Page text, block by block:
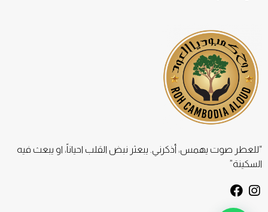
“للعطر صوت يهمس، أذكرني. يبعثر نبض القلب احياناً، او يبعث فيه
السكينة”
I
F